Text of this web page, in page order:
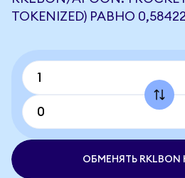
TOKENIZED) РАВНО
ОБМЕНЯТЬ RKLBON